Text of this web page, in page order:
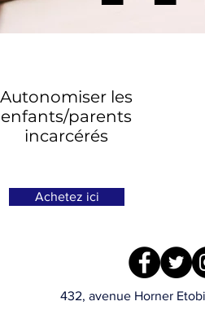
Autonomiser les
enfants/parents
incarcérés
Achetez ici
432, avenue Horner